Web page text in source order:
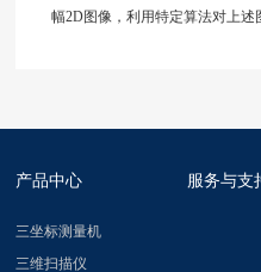
幅2D图像，利用特定算法对上述
产品中心
三坐标测量机
三维扫描仪
服务与支